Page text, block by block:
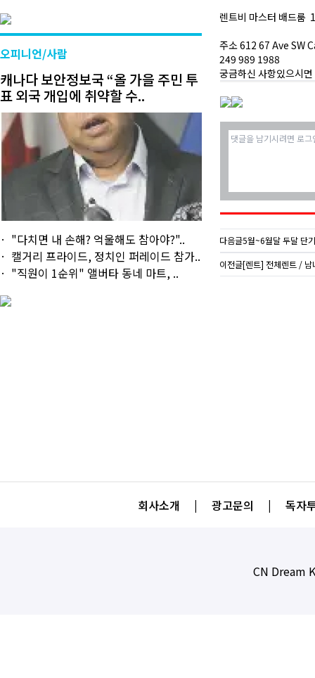
오피니언/사람
캐나다 보안정보국 “올 가을 주민 투
표 외국 개입에 취약할 수..
"다치면 내 손해? 억울해도 참아야?"..
캘거리 프라이드, 정치인 퍼레이드 참가..
"직원이 1순위" 앨버타 동네 마트, ..
렌트비 마스터 배드룸
주소 612 67 Ave SW
249 989 1988
궁금하신 사항있으시
다음글5월~6월달 두달 단
이전글[렌트] 전체렌트 /
회사소개 | 광고문의 | 독자
CN Dream